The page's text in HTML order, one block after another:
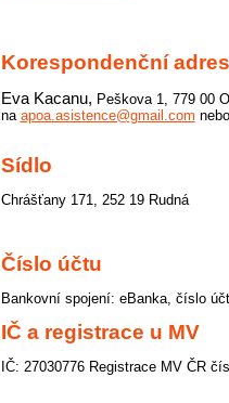
Korespondenční
Eva Kacanu, Peškova 1, 779 00
na apoa.asistence@gmail.com
Sídlo
Chrášťany 171, 252 19 Rudná
Číslo účtu
Bankovní spojení: eBanka, číslo
IČ a registrace u MV
IČ: 27030776 Registrace MV ČR